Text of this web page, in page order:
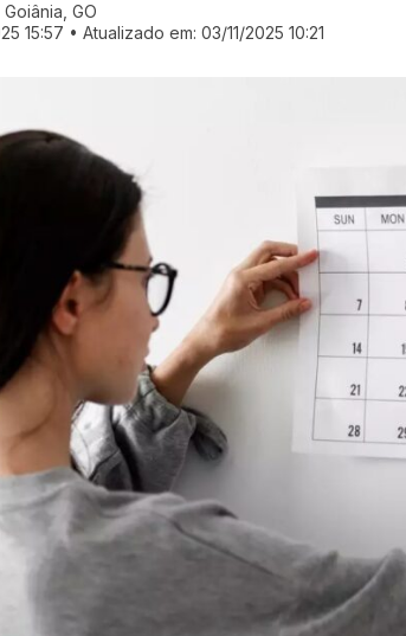
Goiânia, GO
15:57 • Atualizado em: 03/11/2025 10:21